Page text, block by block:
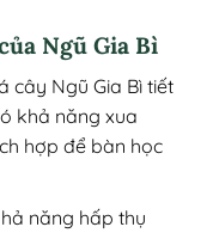
Ngũ Gia Bì
cây Ngũ Gia Bì tiết
khả năng xua
hợp để bàn học
năng hấp thụ